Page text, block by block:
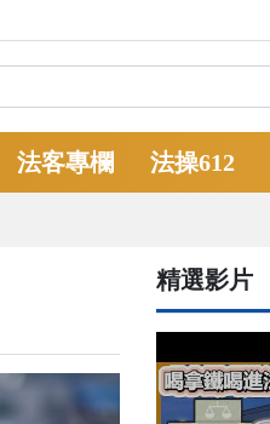
法客專欄 法操612
精選影片